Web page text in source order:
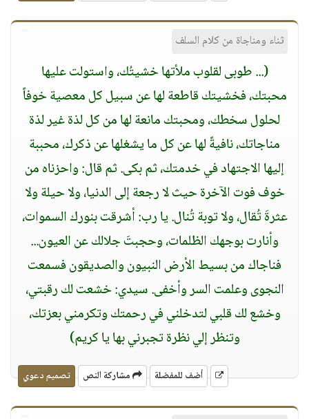
ثناء ومناجاة من كلام السلف
(... طوبى لقلوب ملأتها خشيتُك، واستولت عليها
محبتك، فخشيتك قاطعة لها عن سبيل كل معصية خوفاً
لحلول سخطك، ومحبتك مانعة لها من كل لذة غير لذة
مناجاتك، نافيةً لها عن كل ما يشغلها عن ذكرك، محببة
إليها الاجتهاد في خدمتك، ثم بكى. ثم قال: واحزناه من
خوف فوت الآخرة حيث لا رجعة إلى الدنيا، ولا حيلة ولا
عثرةَ تُقال، ولا توبة تُنال. يا رب: أشرقت بنورك السموات،
وأنارت بوجهك الظلمات، وحجبتَ جلالك عن العيون...
فناجاك من بسيط الأرض النبيون والصديقون فسمعت
النجوى وعلمت السر وأخفى. سيدي: خشعت لك رقبتي،
وخشع لك قلبي لتدخلني في رحمتك وتكرمني بعزتك،
وتنظر إلي نظرة تجبرني بها يا كريم)
أضف للمفضلة مشاركة النص تصميم دعوي